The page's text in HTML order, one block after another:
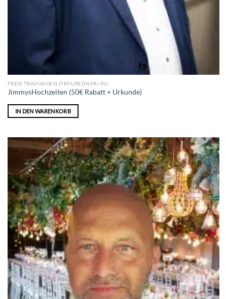
FREIE TRAUUNGEN (TRAUREDNER/-IN)
JimmysHochzeiten (50€ Rabatt + Urkunde)
IN DEN WARENKORB